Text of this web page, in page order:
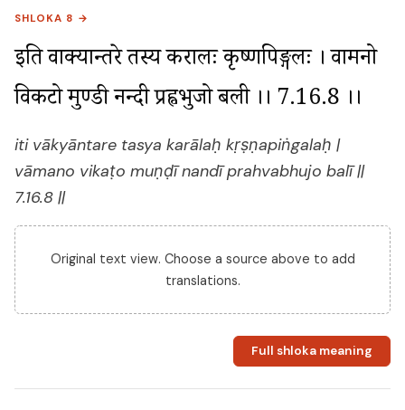
SHLOKA 8 →
इति वाक्यान्तरे तस्य करालः कृष्णपिङ्गलः । वामनो
विकटो मुण्डी नन्दी प्रह्वभुजो बली ।। 7.16.8 ।।
iti vākyāntare tasya karālaḥ kṛṣṇapiṅgalaḥ |
vāmano vikaṭo muṇḍī nandī prahvabhujo balī ||
7.16.8 ||
Original text view. Choose a source above to add
translations.
Full shloka meaning